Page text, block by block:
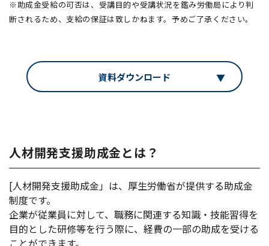
※助成金受給の可否は、受講目的や受講状況を鑑み労働局により判
断されるため、支給の保証は致しかねます。予めご了承ください。
資料ダウンロード
人材開発支援助成金とは？
[人材開発支援助成金」は、厚生労働省が提供する助成金
制度です。
企業が従業員に対して、職務に関連する知識・技能習得を
目的とした研修等を行う際に、経費の一部の助成を受ける